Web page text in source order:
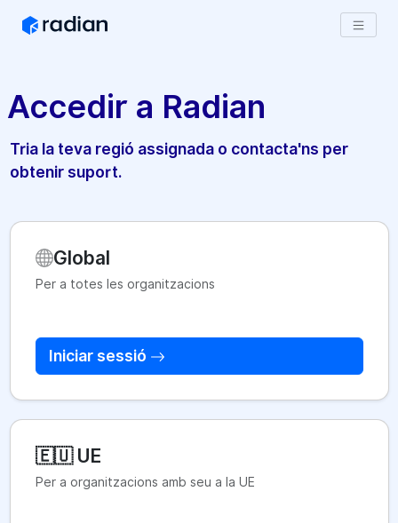
Accedir a Radian
Tria la teva regió assignada o contacta'ns per
obtenir suport.
Global
Per a totes les organitzacions
Iniciar sessió
🇪🇺 UE
Per a organitzacions amb seu a la UE